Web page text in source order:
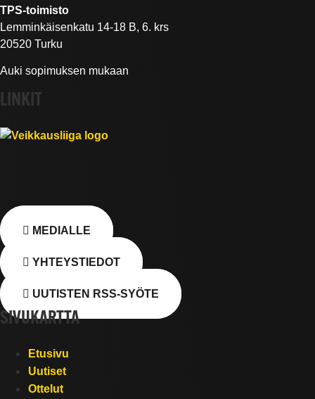
TPS-toimisto
Lemminkäisenkatu 14-18 B, 6. krs
20520 Turku
Auki sopimuksen mukaan
LINKIT
MEDIALLE
YHTEYSTIEDOT
UUTISTEN RSS-SYÖTE
SIVUKARTTA
Etusivu
Uutiset
Ottelut